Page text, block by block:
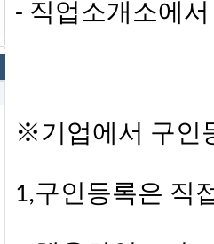
- 직업소개소에
※기업에서 구인
1,구인등록은 직